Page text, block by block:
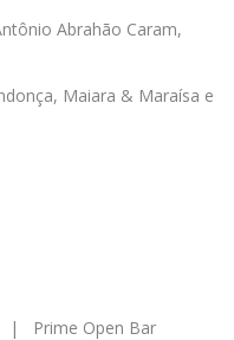
Abrahão Caram,
Maiara & Maraísa e
| Prime Open Bar